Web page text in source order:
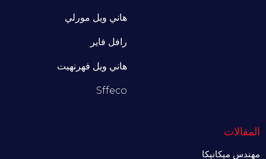
هاني ويل مورلي
رافل فاير
هاني ويل فهرنهيت
Sffeco
المقالات
مهندس ميكانيكا